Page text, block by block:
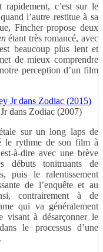
c’est sur le
l’autre restitue à sa
Fincher propose deux
étant très romancé, avec
beaucoup plus lent et
de mieux comprendre
perception d’un film
dans Zodiac (2007)
sur un long laps de
le rythme de son film à
à-dire avec une brève
débuts tonitruants de
puis le ralentissement
de l’enquête et au
contrairement à de
qui va généralement
visant à désarçonner le
le processus d’une